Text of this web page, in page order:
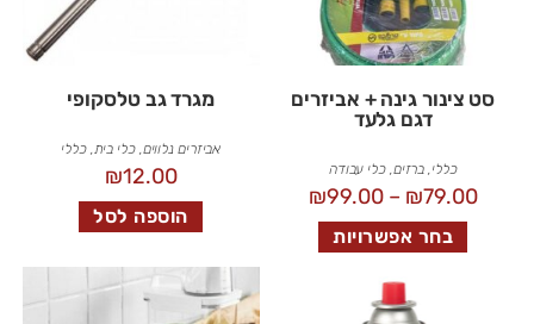
סט צינור גינה + אביזרים
דגם גלעד
כללי, ברזים,כלי עבודה
₪79.00
–
₪99.00
בחר אפשרויות
מגרד גב טלסקופי
אביזרים נלווים,כלי בית,כללי
₪12.00
הוספה לסל